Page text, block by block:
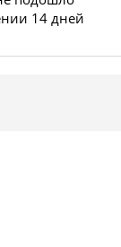
14 дней